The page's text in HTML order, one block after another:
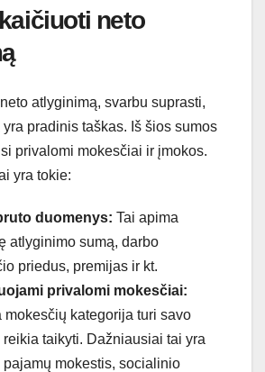
neto
atlyginimą, svarbu suprasti,
yra pradinis taškas. Iš šios sumos
privalomi mokesčiai ir įmokos.
yra tokie:
duomenys: Tai apima
atlyginimo sumą, darbo
priedus, premijas ir kt.
privalomi mokesčiai:
mokesčių kategorija turi savo
reikia taikyti. Dažniausiai tai yra
pajamų mokestis, socialinio